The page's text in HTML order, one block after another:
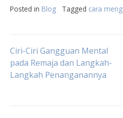
Posted in Blog Tagged cara
Post
navigation
Ciri-Ciri Gangguan Mental
pada Remaja dan Langkah-
Langkah Penanganannya